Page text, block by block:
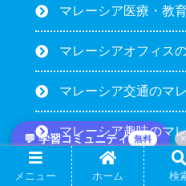
💬 学習コミュニティ 無料 ×
マレーシア医療・教
マレーシアオフィス
マレーシア交通のマ
マレーシア趣味のマ
海外取引の実務ツール
メニュー ホーム 検